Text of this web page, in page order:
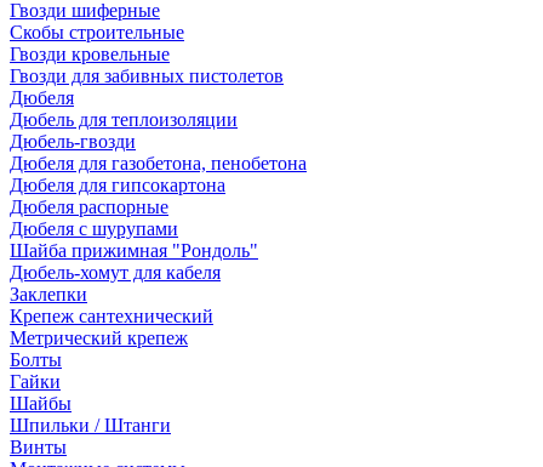
Гвозди шиферные
Скобы строительные
Гвозди кровельные
Гвозди для забивных пистолетов
Дюбеля
Дюбель для теплоизоляции
Дюбель-гвозди
Дюбеля для газобетона, пенобетона
Дюбеля для гипсокартона
Дюбеля распорные
Дюбеля с шурупами
Шайба прижимная "Рондоль"
Дюбель-хомут для кабеля
Заклепки
Крепеж сантехнический
Метрический крепеж
Болты
Гайки
Шайбы
Шпильки / Штанги
Винты